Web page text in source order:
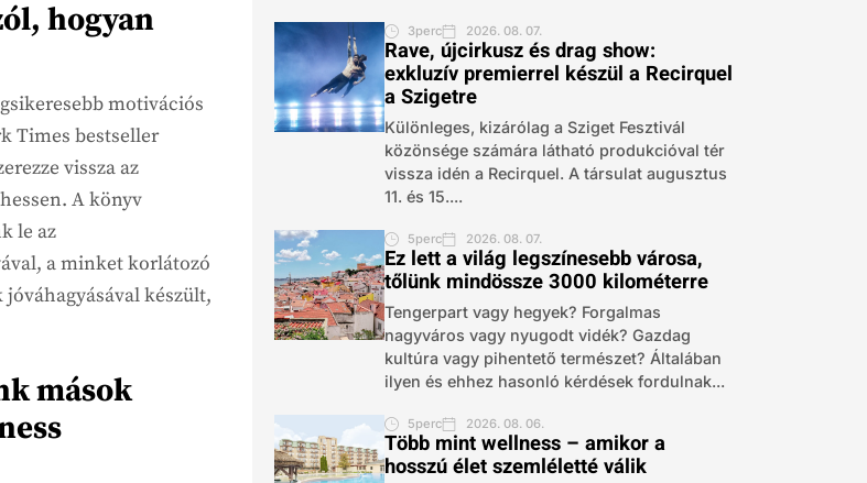
hogyan
motivációs
Times bestseller
vissza az
A könyv
le az
a minket korlátozó
jóváhagyásával készült,
mások
3perc 2026. 08. 07.
Rave, újcirkusz és drag show:
exkluzív premierrel készül a Recirquel
a Szigetre
Különleges, kizárólag a Sziget Fesztivál
közönsége számára látható produkcióval tér
vissza idén a Recirquel. A társulat augusztus
11. és 15....
5perc 2026. 08. 07.
Ez lett a világ legszínesebb városa,
tőlünk mindössze 3000 kilométerre
Tengerpart vagy hegyek? Forgalmas
nagyváros vagy nyugodt vidék? Gazdag
kultúra vagy pihentető természet? Általában
ilyen és ehhez hasonló kérdések fordulnak...
5perc 2026. 08. 06.
Több mint wellness – amikor a
hosszú élet szemléletté válik